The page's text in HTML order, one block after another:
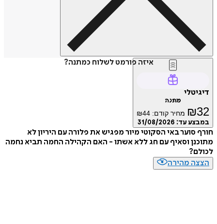
איזה פורמט לשלוח כמתנה?
דיגיטלי
מתנה
₪32 מחיר קודם: ₪44
במבצע עד: 31/08/2026
חורף סוער באי הסקוטי מיור מפגיש את פלורה עם היריון לא
מתוכנן וסאיף עם חג ללא אשתו - האם הקהילה החמה תביא נחמה
לכולם?
הצצה מהירה